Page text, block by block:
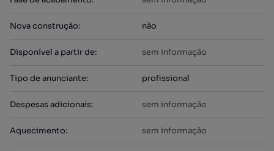
Nova construção: não
Disponível a partir de: sem informação
Tipo de anunciante: profissional
Despesas adicionais: sem informação
Aquecimento: sem informação